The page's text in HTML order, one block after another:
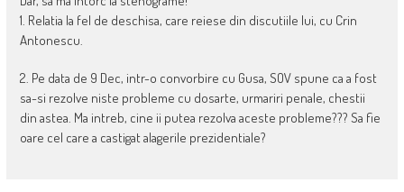
1. Relatia la fel de deschisa, care reiese din discutiile lui, cu Crin
Antonescu.
2. Pe data de 9 Dec, intr-o convorbire cu Gusa, SOV spune ca a fost
sa-si rezolve niste probleme cu dosarte, urmariri penale, chestii
din astea. Ma intreb, cine ii putea rezolva aceste probleme??? Sa fie
oare cel care a castigat alagerile prezidentiale?